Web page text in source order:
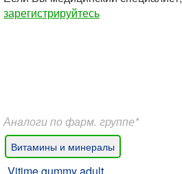
зарегистрируйтесь
Аналоги по фарм. группе*
Витамины и минералы